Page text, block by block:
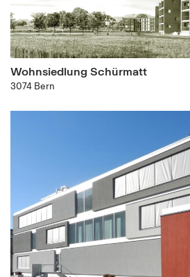
Wohnsiedlung Schürmatt
3074 Bern